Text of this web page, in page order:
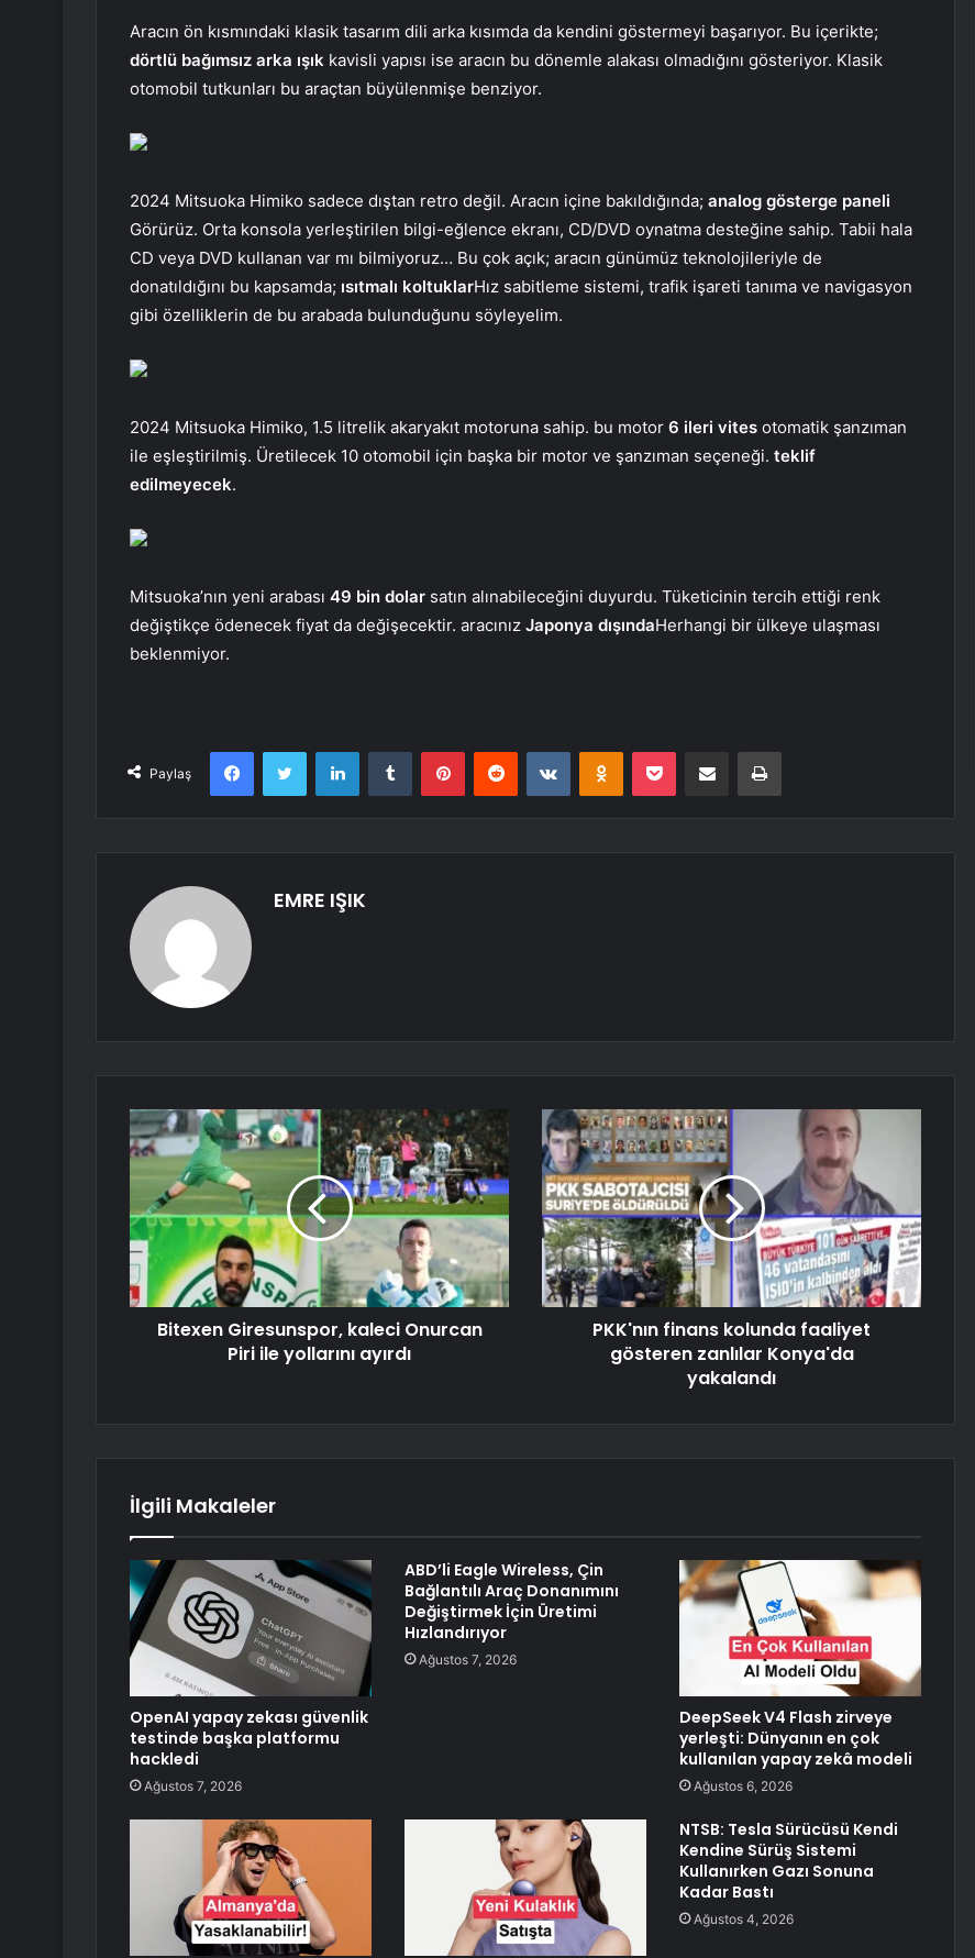
Aracın ön kısmındaki klasik tasarım dili arka kısımda da kendini göstermeyi başarıyor. Bu içerikte;
dörtlü bağımsız arka ışık kavisli yapısı ise aracın bu dönemle alakası olmadığını gösteriyor. Klasik
otomobil tutkunları bu araçtan büyülenmişe benziyor.
2024 Mitsuoka Himiko sadece dıştan retro değil. Aracın içine bakıldığında; analog gösterge paneli
Görürüz. Orta konsola yerleştirilen bilgi-eğlence ekranı, CD/DVD oynatma desteğine sahip. Tabii hala
CD veya DVD kullanan var mı bilmiyoruz… Bu çok açık; aracın günümüz teknolojileriyle de
donatıldığını bu kapsamda; ısıtmalı koltuklarHız sabitleme sistemi, trafik işareti tanıma ve navigasyon
gibi özelliklerin de bu arabada bulunduğunu söyleyelim.
2024 Mitsuoka Himiko, 1.5 litrelik akaryakıt motoruna sahip. bu motor 6 ileri vites otomatik şanzıman
ile eşleştirilmiş. Üretilecek 10 otomobil için başka bir motor ve şanzıman seçeneği. teklif
edilmeyecek.
Mitsuoka’nın yeni arabası 49 bin dolar satın alınabileceğini duyurdu. Tüketicinin tercih ettiği renk
değiştikçe ödenecek fiyat da değişecektir. aracınız Japonya dışındaHerhangi bir ülkeye ulaşması
beklenmiyor.
Paylaş
FacebookTwitter LinkedInTumblr PinterestReddit VKontakteOdnoklassniki
Pocket E-Posta ile paylaş Yazdır
EMRE IŞIK
Bitexen Giresunspor, kaleci Onurcan
Piri ile yollarını ayırdı
PKK'nın finans kolunda faaliyet
gösteren zanlılar Konya'da
yakalandı
İlgili Makaleler
OpenAI yapay zekası güvenlik
testinde başka platformu
hackledi
Ağustos 7, 2026
ABD’li Eagle Wireless, Çin
Bağlantılı Araç Donanımını
Değiştirmek İçin Üretimi
Hızlandırıyor
Ağustos 7, 2026
DeepSeek V4 Flash zirveye
yerleşti: Dünyanın en çok
kullanılan yapay zekâ modeli
Ağustos 6, 2026
NTSB: Tesla Sürücüsü Kendi
Kendine Sürüş Sistemi
Kullanırken Gazı Sonuna
Kadar Bastı
Ağustos 4, 2026